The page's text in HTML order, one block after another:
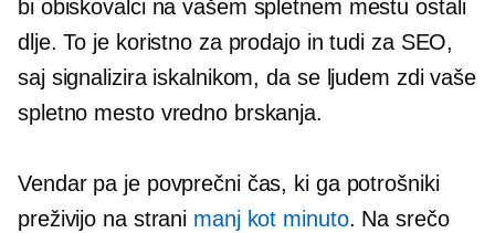
bi obiskovalci na vašem spletnem mestu ostali
dlje. To je koristno za prodajo in tudi za SEO,
saj signalizira iskalnikom, da se ljudem zdi vaše
spletno mesto vredno brskanja.
Vendar pa je povprečni čas, ki ga potrošniki
preživijo na strani manj kot minuto. Na srečo